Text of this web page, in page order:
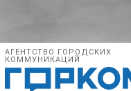
АГЕНТСТВО ГОРОДСКИХ
КОММУНИКАЦИЙ